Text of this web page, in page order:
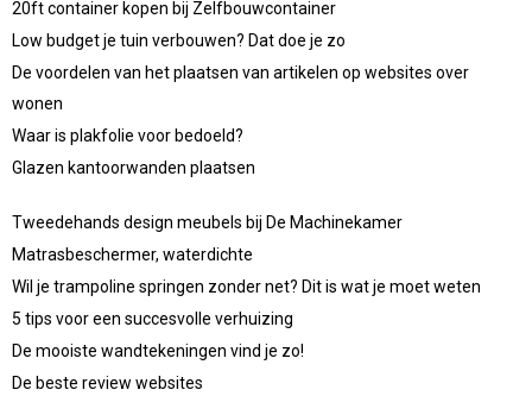
20ft container kopen bij Zelfbouwcontainer
Low budget je tuin verbouwen? Dat doe je zo
De voordelen van het plaatsen van artikelen op websites over
wonen
Waar is plakfolie voor bedoeld?
Glazen kantoorwanden plaatsen
Tweedehands design meubels bij De Machinekamer
Matrasbeschermer, waterdichte
Wil je trampoline springen zonder net? Dit is wat je moet weten
5 tips voor een succesvolle verhuizing
De mooiste wandtekeningen vind je zo!
De beste review websites